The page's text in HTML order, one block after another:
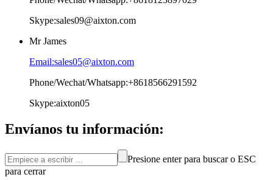
Skype:sales09@aixton.com
Mr James
Email:sales05@aixton.com
Phone/Wechat/Whatsapp:+8618566291592
Skype:aixton05
Envíanos tu información:
Presione enter para buscar o ESC
para cerrar